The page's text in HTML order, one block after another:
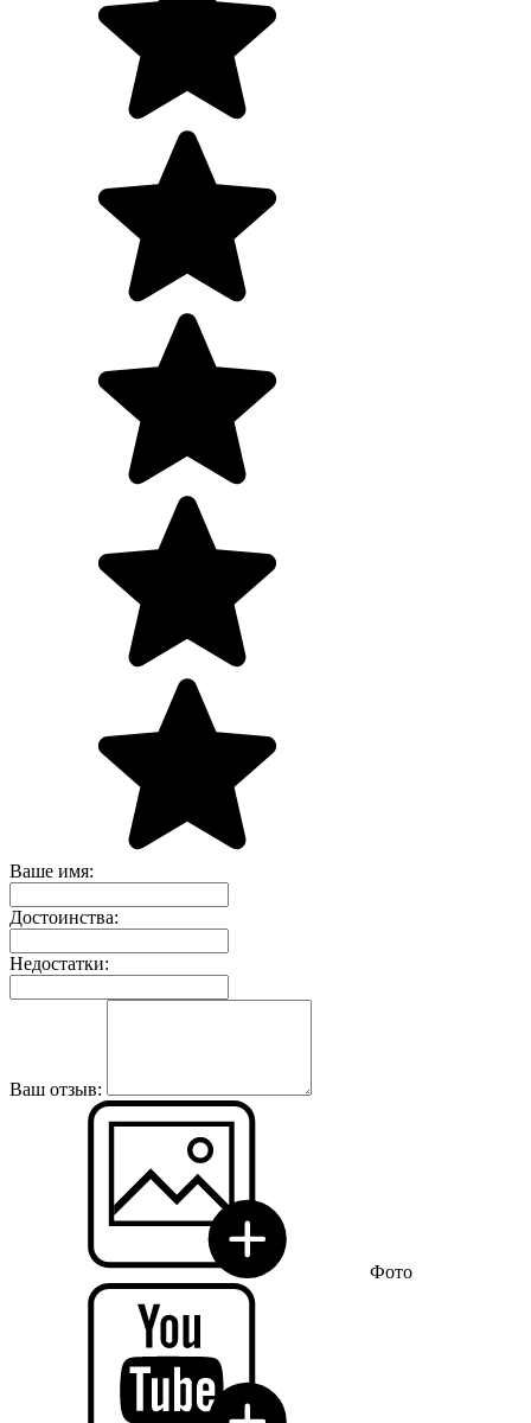
Ваше имя:
Достоинства:
Недостатки:
Ваш отзыв:
Фото